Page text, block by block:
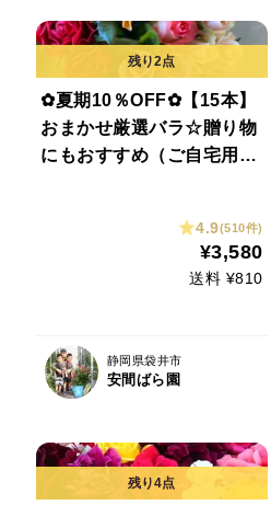
✿夏期10％OFF✿【15本】
おまかせ厳選バラ☆贈り物
にもおすすめ（ご自宅用簡
4.9(510件)
¥3,580
送料 ¥810
静岡県袋井市
安間ばら園